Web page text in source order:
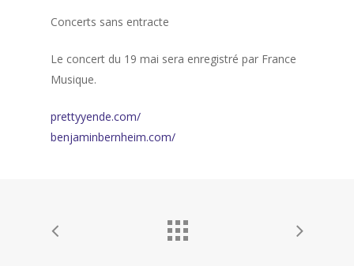
Concerts sans entracte
Le concert du 19 mai sera enregistré par France
Musique.
prettyyende.com/
benjaminbernheim.com/